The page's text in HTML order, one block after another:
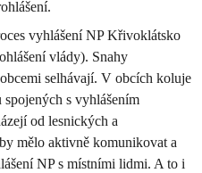
vyhlášení NP Křivoklátsko
vlády). Snahy
selhávají. V obcích koluje
s vyhlášením
od lesnických a
mělo aktivně komunikovat a
NP s místními lidmi. A to i